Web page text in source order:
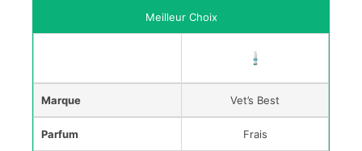
Meilleur Choix
Marque Vet’s Best
Parfum Frais